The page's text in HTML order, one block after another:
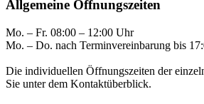
Allgemeine Öffnungszeiten
Mo. – Fr. 08:00 – 12:00 Uhr
Mo. – Do. nach Terminvereinbarung bis
Die individuellen Öffnungszeiten der
Sie unter dem Kontaktüberblick.